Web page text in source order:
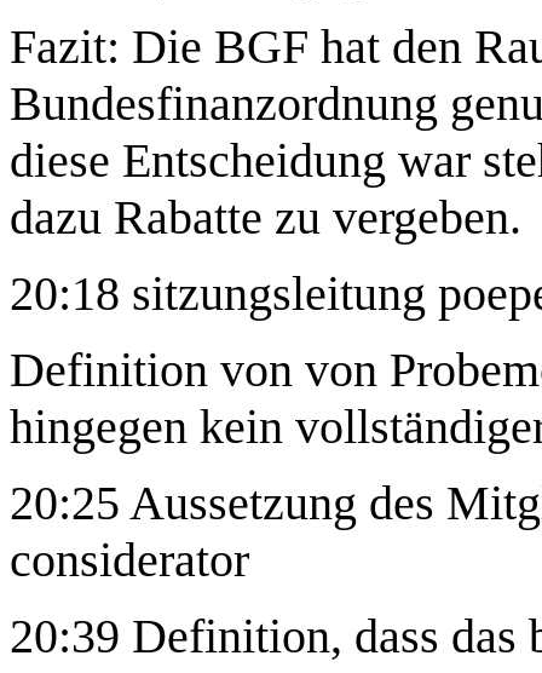
Fazit: Die BGF hat den
Bundesfinanzordnung
diese Entscheidung war
dazu Rabatte zu vergeben.
20:18 sitzungsleitung
Definition von von
hingegen kein
20:25 Aussetzung des
considerator
20:39 Definition, dass das